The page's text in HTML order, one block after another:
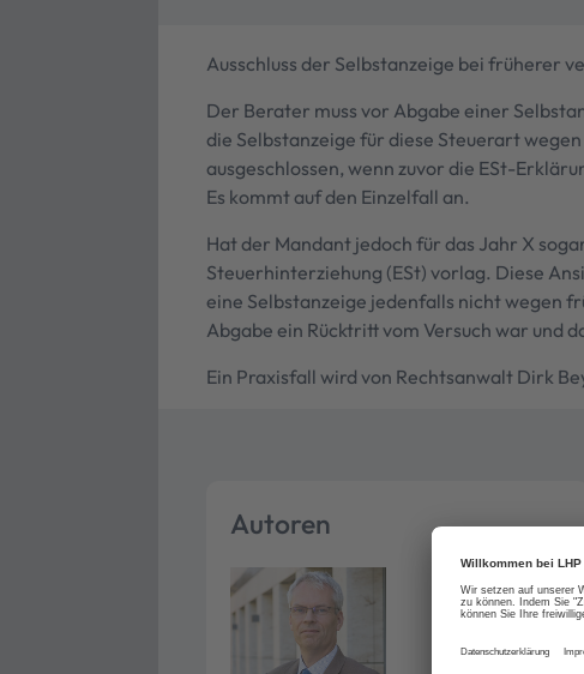
Ausschluss der Selbstanzeige bei früherer
Der Berater muss vor Abgabe einer
die Selbstanzeige für diese Steuerart
ausgeschlossen, wenn zuvor die ESt-
Es kommt auf den Einzelfall an.
Hat der Mandant jedoch für das Jahr X
Steuerhinterziehung (ESt) vorlag. Diese
eine Selbstanzeige jedenfalls nicht wegen
Abgabe ein Rücktritt vom Versuch war und
Ein Praxisfall wird von Rechtsanwalt Dirk
Autoren